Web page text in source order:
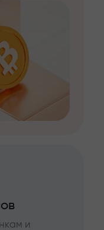
и